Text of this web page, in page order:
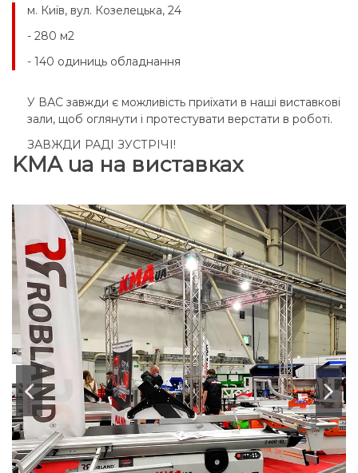
м. Київ, вул. Козелецька, 24
- 280 м2
- 140 одиниць обладнання
У ВАС завжди є можливість приїхати в наші виставкові
зали, щоб оглянути і протестувати верстати в роботі.
ЗАВЖДИ РАДІ ЗУСТРІЧІ!
KMA ua на виставках